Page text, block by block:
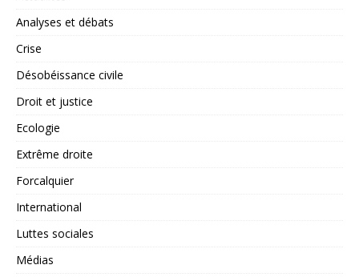
Analyses et débats
Crise
Désobéissance civile
Droit et justice
Ecologie
Extrême droite
Forcalquier
International
Luttes sociales
Médias